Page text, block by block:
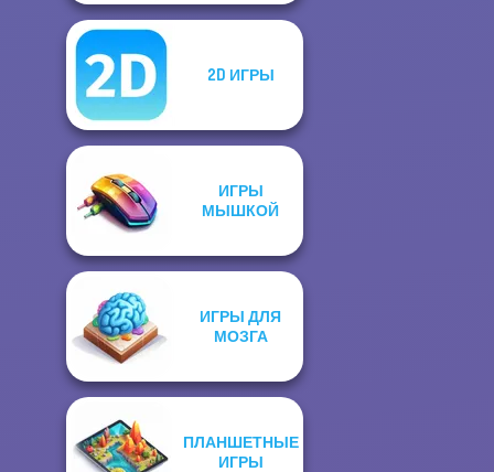
2D ИГРЫ
ИГРЫ
МЫШКОЙ
ИГРЫ ДЛЯ
МОЗГА
ПЛАНШЕТНЫЕ
ИГРЫ